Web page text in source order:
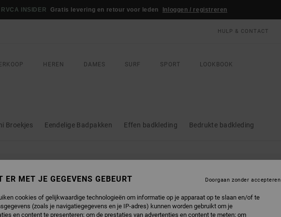
WEDSTRIJD Win je RVCA-sportoutfit Nu meedoen
HULP & CONTACT
HEREN DAMES SURF SPORT LOOKBOOK
Broekjes Eendelige Badpakken Effen badkleding Bedrukte badkleding
ZIJN BINNENKORT WEER VERKRIJGBAAR
ER MET JE GEGEVENS GEBEURT
cookies of gelijkwaardige technologieën om informatie op je apparaat op te slaan en/of te
(zoals je navigatiegegevens en je IP-adres) kunnen worden gebruikt om je
en content te presenteren; om de prestaties van advertenties en content te meten; om
Doorgaan zonder accepteren